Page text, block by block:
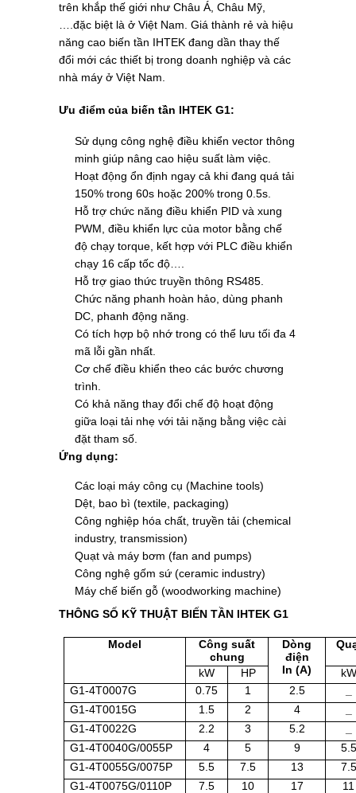
trên khắp thế giới như Châu Á, Châu Mỹ,
….đặc biệt là ở Việt Nam. Giá thành rẻ và hiệu
năng cao biến tần IHTEK đang dần thay thế
đổi mới các thiết bị trong doanh nghiệp và các
nhà máy ở Việt Nam.
Ưu điểm của biến tần IHTEK G1:
Sử dụng công nghệ điều khiển vector thông
minh giúp nâng cao hiệu suất làm việc.
Hoạt động ổn định ngay cả khi đang quá tải
150% trong 60s hoặc 200% trong 0.5s.
Hỗ trợ chức năng điều khiển PID và xung
PWM, điều khiển lực của motor bằng chế
độ chạy torque, kết hợp với PLC điều khiển
chạy 16 cấp tốc độ….
Hỗ trợ giao thức truyền thông RS485.
Chức năng phanh hoàn hảo, dùng phanh
DC, phanh động năng.
Có tích hợp bộ nhớ trong có thể lưu tối đa 4
mã lỗi gần nhất.
Cơ chế điều khiển theo các bước chương
trình.
Có khả năng thay đổi chế độ hoạt động
giữa loại tải nhẹ với tải nặng bằng việc cài
đặt tham số.
Ứng dụng:
Các loại máy công cụ (Machine tools)
Dệt, bao bì (textile, packaging)
Công nghiệp hóa chất, truyền tải (chemical
industry, transmission)
Quạt và máy bơm (fan and pumps)
Công nghệ gốm sứ (ceramic industry)
Máy chế biến gỗ (woodworking machine)
THÔNG SỐ KỸ THUẬT BIẾN TẦN IHTEK G1
Model
Công suất
chung
Dòng
điện
In (A)
kW HP
kW
G1-4T0007G
0.75 1 2.5
G1-4T0015G
1.5 2 4
G1-4T0022G
2.2 3 5.2
G1-4T0040G/0055P
4 5 9
5.5
G1-4T0055G/0075P
5.5 7.5 13
7.5
G1-4T0075G/0110P
7.5 10 17
11